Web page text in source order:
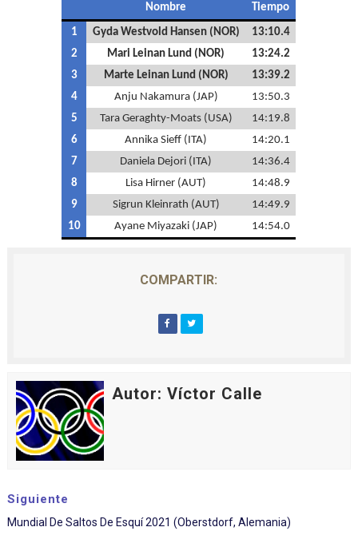
Nombre Tiempo
1 Gyda Westvold Hansen (NOR)
13:10.4
2
Mari Leinan Lund (NOR)
13:24.2
3
Marte Leinan Lund (NOR)
13:39.2
4
Anju Nakamura (JAP)
13:50.3
5
Tara Geraghty-Moats (USA)
14:19.8
6
Annika Sieff (ITA)
14:20.1
7
Daniela Dejori (ITA)
14:36.4
8
Lisa Hirner (AUT)
14:48.9
9
Sigrun Kleinrath (AUT)
14:49.9
10
Ayane Miyazaki (JAP) 14:54.0
COMPARTIR:
Autor: Víctor Calle
Siguiente
Mundial De Saltos De Esquí 2021 (Oberstdorf, Alemania)